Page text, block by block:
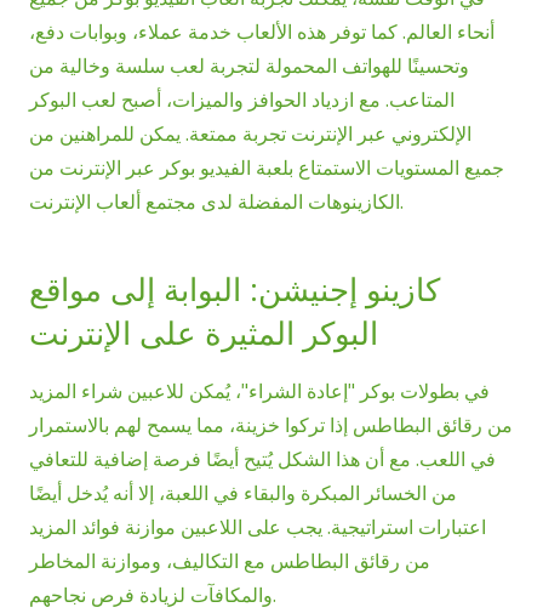
أنحاء العالم. كما توفر هذه الألعاب خدمة عملاء، وبوابات دفع،
وتحسينًا للهواتف المحمولة لتجربة لعب سلسة وخالية من
المتاعب. مع ازدياد الحوافز والميزات، أصبح لعب البوكر
الإلكتروني عبر الإنترنت تجربة ممتعة. يمكن للمراهنين من
جميع المستويات الاستمتاع بلعبة الفيديو بوكر عبر الإنترنت من
الكازينوهات المفضلة لدى مجتمع ألعاب الإنترنت.
كازينو إجنيشن: البوابة إلى مواقع
البوكر المثيرة على الإنترنت
في بطولات بوكر "إعادة الشراء"، يُمكن للاعبين شراء المزيد
من رقائق البطاطس إذا تركوا خزينة، مما يسمح لهم بالاستمرار
في اللعب. مع أن هذا الشكل يُتيح أيضًا فرصة إضافية للتعافي
من الخسائر المبكرة والبقاء في اللعبة، إلا أنه يُدخل أيضًا
اعتبارات استراتيجية. يجب على اللاعبين موازنة فوائد المزيد
من رقائق البطاطس مع التكاليف، وموازنة المخاطر
والمكافآت لزيادة فرص نجاحهم.